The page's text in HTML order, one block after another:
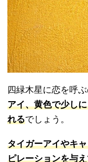
四緑木星に恋を呼
アイ、黄色で少し
れるでしょう。
タイガーアイやキ
ピレーションを与